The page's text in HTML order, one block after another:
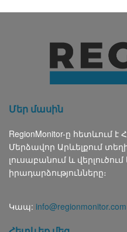
Մեր մասին
RegionMonitor-ը հետևում
Մերձավոր Արևելքում
լուսաբանում և
իրադարձությունները։
Կապ: info@regionmonitor.com